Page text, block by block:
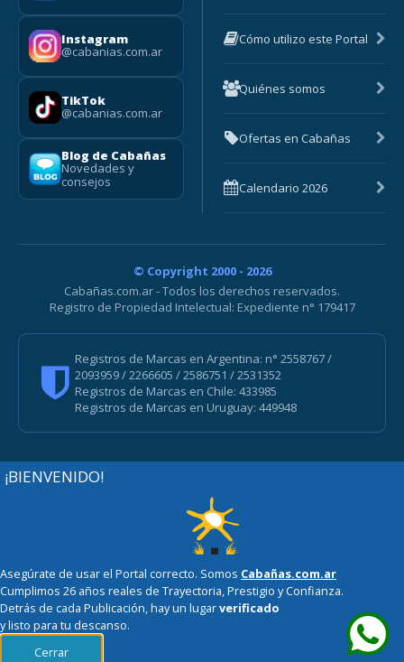
Instagram
@cabanias.com.ar
TikTok
@cabanias.com.ar
Blog de Cabañas
Novedades y
consejos
Cómo utilizo este Portal
Quiénes somos
Ofertas en Cabañas
Calendario 2026
© Copyright 2000 - 2026
Cabañas.com.ar - Todos los derechos reservados.
Registro de Propiedad Intelectual: Expediente n° 179417
Registros de Marcas en Argentina: n° 2558767 /
2093959 / 2266605 / 2586751 / 2531352
Registros de Marcas en Chile: 433985
Registros de Marcas en Uruguay: 449948
¡BIENVENIDO!
Asegúrate de usar el Portal correcto. Somos Cabañas.com.ar
Cumplimos 26 años reales de Trayectoria, Prestigio y Confianza.
Detrás de cada Publicación, hay un lugarverificado
y listo para tu descanso.
Cerrar